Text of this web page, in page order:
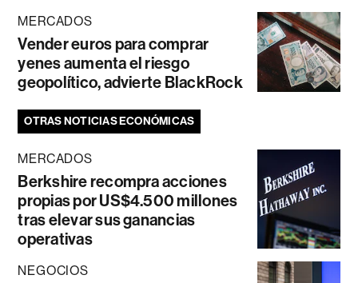
MERCADOS
Vender euros para comprar
yenes aumenta el riesgo
geopolítico, advierte BlackRock
OTRAS NOTICIAS ECONÓMICAS
MERCADOS
Berkshire recompra acciones
propias por US$4.500 millones
tras elevar sus ganancias
operativas
NEGOCIOS